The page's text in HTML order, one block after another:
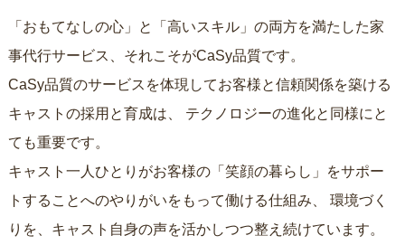
「おもてなしの心」と「高いスキル」の両方を満たした家
事代行サービス、それこそがCaSy品質です。
CaSy品質のサービスを体現してお客様と信頼関係を築ける
キャストの採用と育成は、
ても重要です。
キャスト一人ひとりがお客様の「笑顔の暮らし」をサポー
トすることへのやりがいをもって働ける仕組み、
りを、キャスト自身の声を活かしつつ整え続けています。